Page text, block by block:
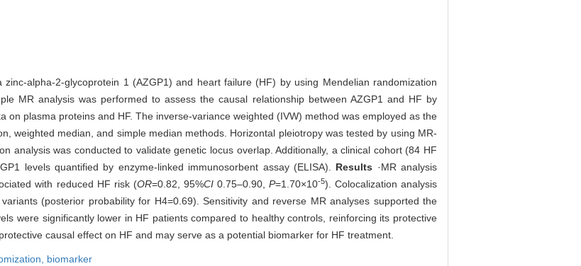
alpha-2-glycoprotein 1 (AZGP1) and heart failure (HF) by using Mendelian randomization
MR analysis was performed to assess the causal relationship between AZGP1 and HF by
on plasma proteins and HF. The inverse-variance weighted (IVW) method was employed as the
weighted median, and simple median methods. Horizontal pleiotropy was tested by using MR-
analysis was conducted to validate genetic locus overlap. Additionally, a clinical cohort (84 HF
levels quantified by enzyme-linked immunosorbent assay (ELISA). Results ·MR analysis
with reduced HF risk (OR=0.82, 95%CI0.75‒0.90, P=1.70×10-5). Colocalization analysis
(posterior probability for H4=0.69). Sensitivity and reverse MR analyses supported the
were significantly lower in HF patients compared to healthy controls, reinforcing its protective
causal effect on HF and may serve as a potential biomarker for HF treatment.
biomarker